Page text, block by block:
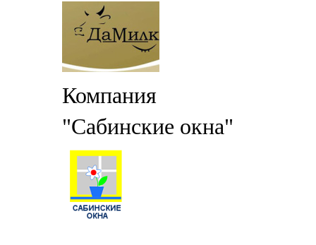
Компания
"Сабинские окна"